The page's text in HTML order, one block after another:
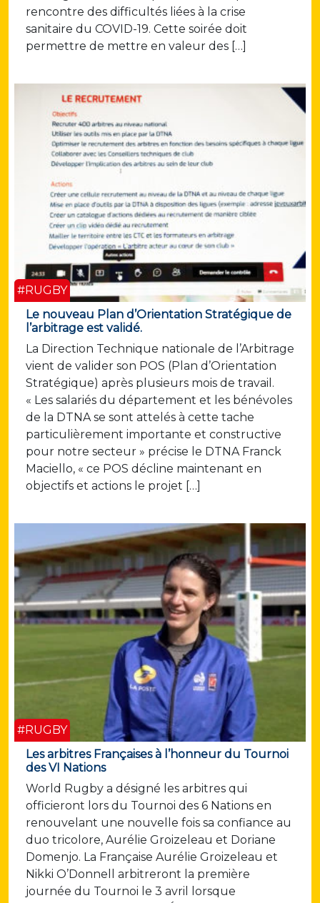
rencontre des difficultés liées à la crise
sanitaire du COVID-19. Cette soirée doit
permettre de mettre en valeur des […]
#RUGBY
Le nouveau Plan d’Orientation Stratégique de
l’arbitrage est validé.
La Direction Technique nationale de l’Arbitrage
vient de valider son POS (Plan d’Orientation
Stratégique) après plusieurs mois de travail.
« Les salariés du département et les bénévoles
de la DTNA se sont attelés à cette tache
particulièrement importante et constructive
pour notre secteur » précise le DTNA Franck
Maciello, « ce POS décline maintenant en
objectifs et actions le projet […]
#RUGBY
Les arbitres Françaises à l’honneur du Tournoi
des VI Nations
World Rugby a désigné les arbitres qui
officieront lors du Tournoi des 6 Nations en
renouvelant une nouvelle fois sa confiance au
duo tricolore, Aurélie Groizeleau et Doriane
Domenjo. La Française Aurélie Groizeleau et
Nikki O’Donnell arbitreront la première
journée du Tournoi le 3 avril lorsque